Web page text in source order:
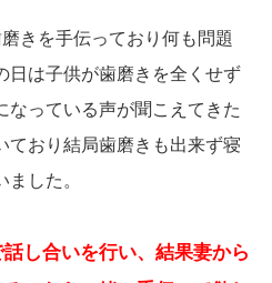
きを手伝っており何も問題
日は子供が歯磨きを全くせず
なっている声が聞こえてきた
ており結局歯磨きも出来ず寝
した。
し合いを行い、結果妻から